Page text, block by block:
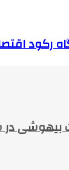
رکود
بیهوشی در